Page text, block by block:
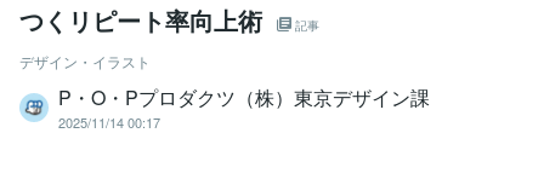
つくリピート率向上術
記事
デザイン・イラスト
P・O・Pプロダクツ（株）東京デザイン課
2025/11/14 00:17